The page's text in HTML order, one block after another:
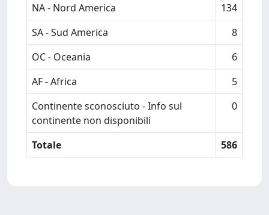
NA - Nord America
134
SA - Sud America
8
OC - Oceania
6
AF - Africa
5
Continente sconosciuto - Info sul
continente non disponibili
0
Totale 586